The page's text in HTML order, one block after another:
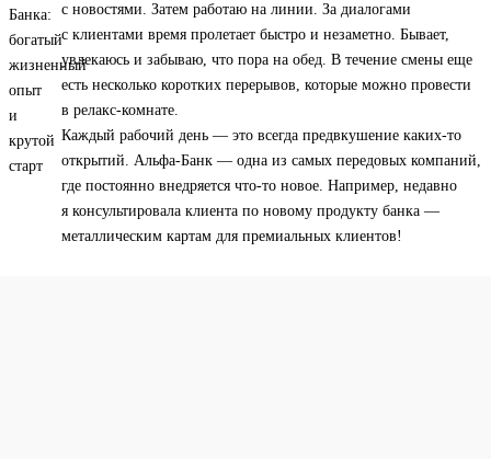
с новостями. Затем работаю на линии. За диалогами
с клиентами время пролетает быстро и незаметно. Бывает,
увлекаюсь и забываю, что пора на обед. В течение смены еще
есть несколько коротких перерывов, которые можно провести
в релакс-комнате.
Каждый рабочий день — это всегда предвкушение каких-то
открытий. Альфа-Банк — одна из самых передовых компаний,
где постоянно внедряется что-то новое. Например, недавно
я консультировала клиента по новому продукту банка —
металлическим картам для премиальных клиентов!